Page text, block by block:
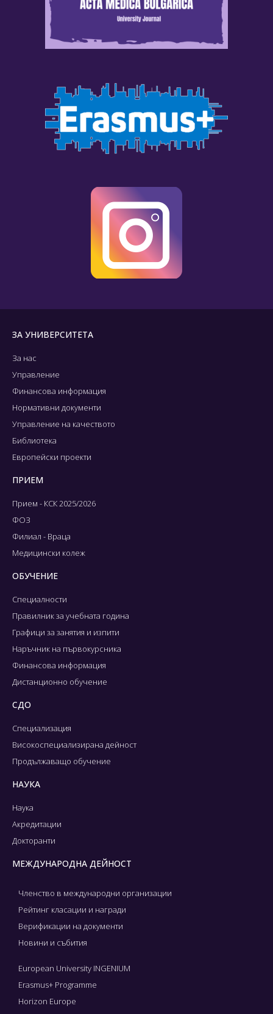
ЗА УНИВЕРСИТЕТА
За нас
Управление
Финансова информация
Нормативни документи
Управление на качеството
Библиотека
Европейски проекти
ПРИЕМ
Прием - КСК 2025/2026
ФОЗ
Филиал - Враца
Медицински колеж
ОБУЧЕНИЕ
Специалности
Правилник за учебната година
Графици за занятия и изпити
Наръчник на първокурсника
Финансова информация
Дистанционно обучение
СДО
Специализация
Високоспециализирана дейност
Продължаващо обучение
НАУКА
Наука
Акредитации
Докторанти
МЕЖДУНАРОДНА ДЕЙНОСТ
Членство в международни организации
Рейтинг класации и награди
Верификации на документи
Новини и събития
European University INGENIUM
Erasmus+ Programme
Horizon Europe